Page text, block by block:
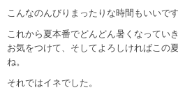
こんなのんびりまったりな時間もいいで
これから夏本番でどんどん暑くなってい
お気をつけて、そしてよろしければこの
ね。
それではイネでした。